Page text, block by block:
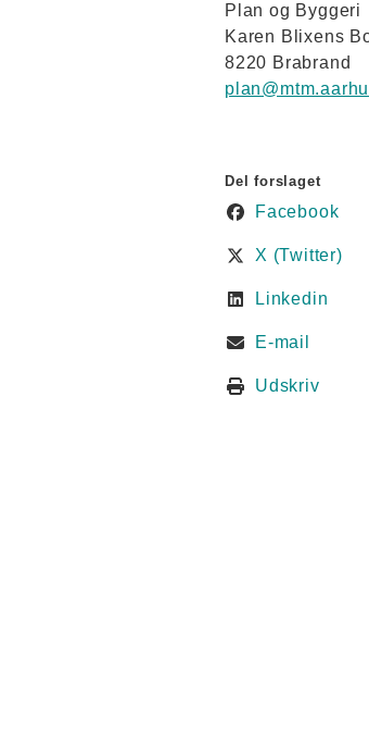
Plan og Byggeri
Karen Blixens
8220 Brabrand
Del forslaget
Facebook
X (Twitter)
Linkedin
E-mail
Udskriv